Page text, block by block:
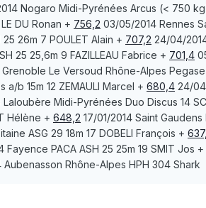
Nogaro Midi-Pyrénées Arcus (< 750
LE DU Ronan + 756,2 03/05/2014 Rennes
25 26m 7 POULET Alain + 707,2 24/04/
25 25,6m 9 FAZILLEAU Fabrice + 701,4
Grenoble Le Versoud Rhône-Alpes Pegase
a/b 15m 12 ZEMAULI Marcel + 680,4 24/
Laloubère Midi-Pyrénées Duo Discus 14
Hélène + 648,2 17/01/2014 Saint Gaudens
ASG 29 18m 17 DOBELI François +
Fayence PACA ASH 25 25m 19 SMIT Jos +
Aubenasson Rhône-Alpes HPH 304 Shark